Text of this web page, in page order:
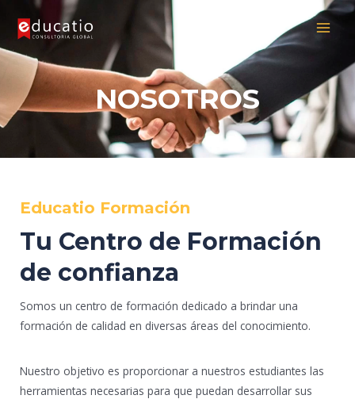
content
NOSOTROS
Educatio Formación
Tu Centro de Formación
de confianza
Somos un centro de formación dedicado a brindar una
formación de calidad en diversas áreas del conocimiento.
Nuestro objetivo es proporcionar a nuestros estudiantes las
herramientas necesarias para que puedan desarrollar sus